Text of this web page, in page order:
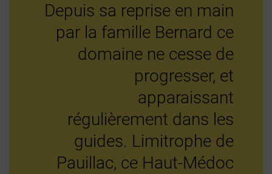
Depuis sa reprise en main
par la famille Bernard ce
domaine ne cesse de
progresser, et
apparaissant
régulièrement dans les
guides. Limitrophe de
Pauillac, ce Haut-Médoc